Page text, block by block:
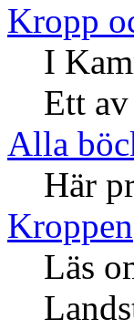
Kropp
I
Ett
Alla
Här
Kroppen
Läs